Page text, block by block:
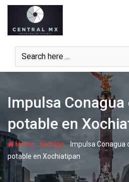
Skip
content
Impulsa Conagua
potable en
Home - Hidalgo- Impulsa Conagua
potable en Xochiatipan